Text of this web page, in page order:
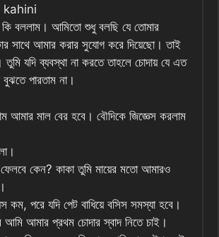
বললাম। আমিতো শুধু বলছি যে তোমার
সাথে আমার করার সুযোগ করে দিয়েছো। তাই
তুমি যদি ব্যবস্থা না করতে তাহলে চোদায় যে এত
পারতাম না।
আমার মাল বের হবে। বৌদিকে জিজ্ঞেস করলাম
ফেলবে কেন? কাকা তুমি মায়ের মতো আমারও
কম, পরে যদি পেট বাধিয়ে বসিস সমস্যা হবে।
আমি আমার প্রথম চোদার স্বাদ নিতে চাই।